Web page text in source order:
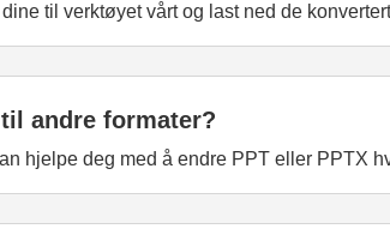
til verktøyet vårt og last ned de
andre formater?
hjelpe deg med å endre PPT eller PPTX